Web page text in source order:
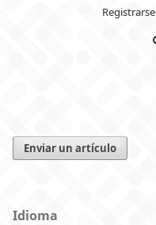
Registrarse
Enviar un artículo
Idioma